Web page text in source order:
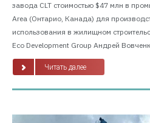
завода CLT стоимостью $47 млн в
Area (Онтарио, Канада) для
использования в жилищном
Eco Development Group Андрей
Читать далее